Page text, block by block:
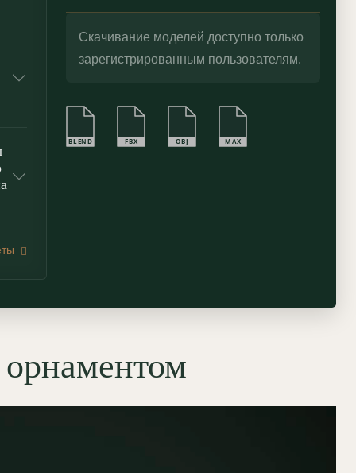
Скачивание моделей доступно только
зарегистрированным пользователям.
BLEND FBX OBJ MAX